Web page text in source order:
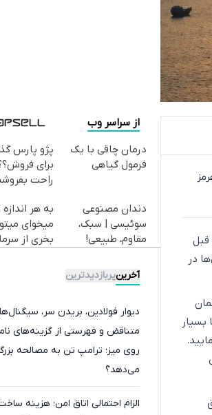
قبل
در
بسیار
از سراسر وب
درمان چاقی با یک
فرمول گیاهی
پژو پارس
برای
راحت
دندان مصنوعی
سوئیسی | سبک،
مقاوم، طبیعی!
رایگان+پرداخت
اقساطی😍
به هر
میخوای
بخری از
آخرینپربازدیدترین
دیوار فولادین، بریدن سر،
متناقض و فهرستی از گزینه‌های
روی میز؛ ترامپ تن به مصالحه
می‌دهد؟
الزام احتمالی اتاق امن؛ هزینه